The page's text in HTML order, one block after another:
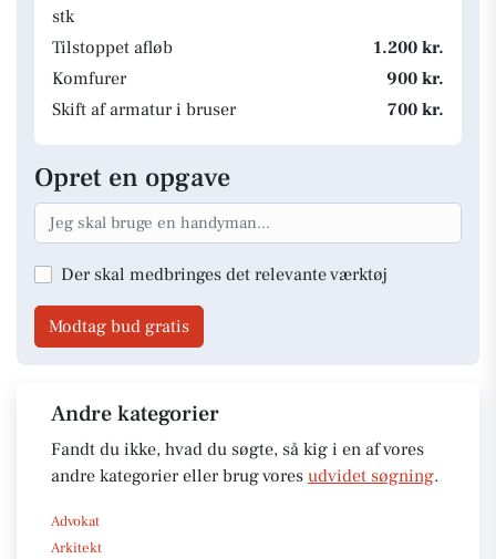
stk
Tilstoppet afløb
1.200 kr.
Komfurer
900 kr.
Skift af armatur i bruser
700 kr.
Opret en opgave
Der skal medbringes det relevante værktøj
Modtag bud gratis
Andre kategorier
Fandt du ikke, hvad du søgte, så kig i en af vores
andre kategorier eller brug vores udvidet søgning.
Advokat
Arkitekt